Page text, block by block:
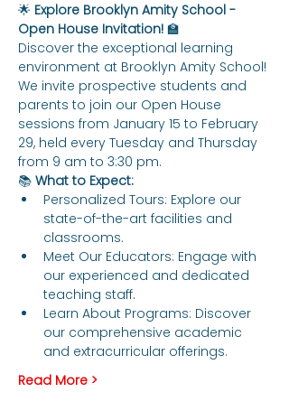
🌟 Explore Brooklyn Amity School -
Open House Invitation! 🏫
Discover the exceptional learning
environment at Brooklyn Amity School!
We invite prospective students and
parents to join our Open House
sessions from January 15 to February
29, held every Tuesday and Thursday
from 9 am to 3:30 pm.
📚 What to Expect:
Personalized Tours: Explore our
state-of-the-art facilities and
classrooms.
Meet Our Educators: Engage with
our experienced and dedicated
teaching staff.
Learn About Programs: Discover
our comprehensive academic
and extracurricular offerings.
Read More >